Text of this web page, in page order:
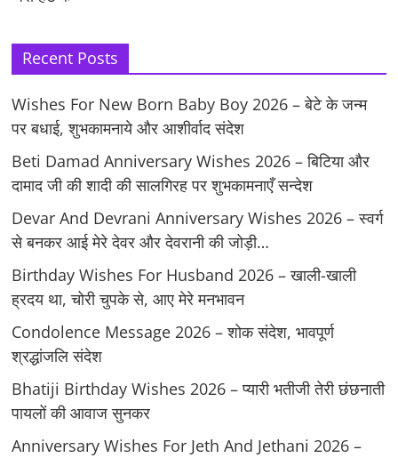
Recent Posts
Wishes For New Born Baby Boy 2026 – बेटे के जन्म
पर बधाई, शुभकामनाये और आशीर्वाद संदेश
Beti Damad Anniversary Wishes 2026 – बिटिया और
दामाद जी की शादी की सालगिरह पर शुभकामनाएँ सन्देश
Devar And Devrani Anniversary Wishes 2026 – स्वर्ग
से बनकर आई मेरे देवर और देवरानी की जोड़ी…
Birthday Wishes For Husband 2026 – खाली-खाली
ह्रदय था, चोरी चुपके से, आए मेरे मनभावन
Condolence Message 2026 – शोक संदेश, भावपूर्ण
श्रद्धांजलि संदेश
Bhatiji Birthday Wishes 2026 – प्यारी भतीजी तेरी छंछनाती
पायलों की आवाज सुनकर
Anniversary Wishes For Jeth And Jethani 2026 –